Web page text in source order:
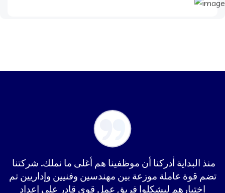
منذ البداية أدركنا أن موظفينا هم أغلى ما نملك. شركتنا
تضم قوة عاملة موزعة بين مهندسين وفنيين وإداريين تم
اختيارهم ليشكلوا فريق عمل قوي قادر على إعداد